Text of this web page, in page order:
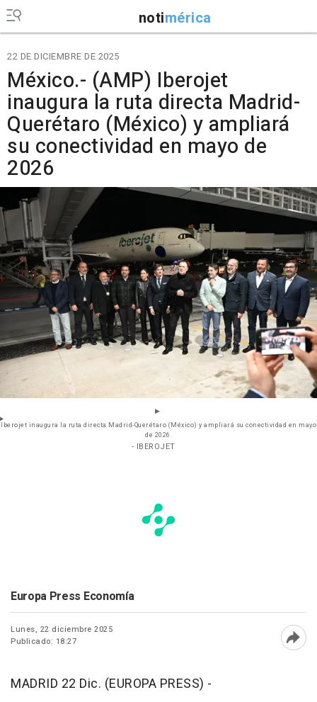
notimérica
22 DE DICIEMBRE DE 2025
México.- (AMP) Iberojet
inaugura la ruta directa Madrid-
Querétaro (México) y ampliará
su conectividad en mayo de
2026
Iberojet inaugura la ruta directa Madrid-Querétaro (México) y ampliará su conectividad en mayo
de 2026.
- IBEROJET
Europa Press Economía
Lunes, 22 diciembre 2025
Publicado: 18:27
MADRID 22 Dic. (EUROPA PRESS) -